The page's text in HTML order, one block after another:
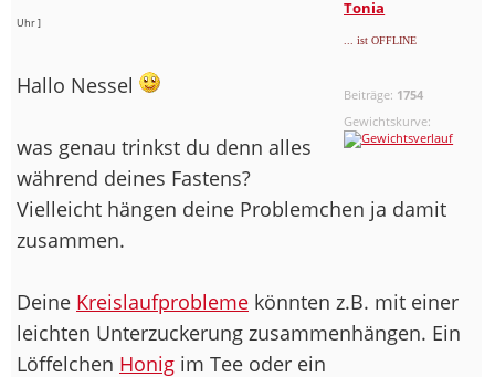
Tonia
... ist OFFLINE
Beiträge: 1754
Gewichtskurve:
Uhr ]
Hallo Nessel
was genau trinkst du denn alles
während deines Fastens?
Vielleicht hängen deine Problemchen ja damit
zusammen.
Deine Kreislaufprobleme könnten z.B. mit einer
leichten Unterzuckerung zusammenhängen. Ein
Löffelchen Honig im Tee oder ein